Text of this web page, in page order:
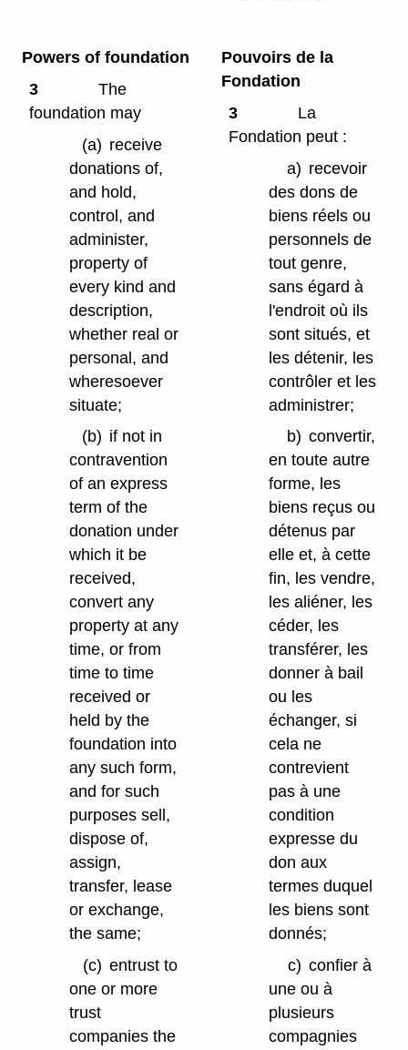
Powers of foundation
3
The
foundation may
(a) receive
donations of,
and hold,
control, and
administer,
property of
every kind and
description,
whether real or
personal, and
wheresoever
situate;
(b) if not in
contravention
of an express
term of the
donation under
which it be
received,
convert any
property at any
time, or from
time to time
received or
held by the
foundation into
any such form,
and for such
purposes sell,
dispose of,
assign,
transfer, lease
or exchange,
the same;
(c) entrust to
one or more
trust
companies the
Pouvoirs de la
Fondation
3
La
Fondation peut :
a) recevoir
des dons de
biens réels ou
personnels de
tout genre,
sans égard à
l'endroit où ils
sont situés, et
les détenir, les
contrôler et les
administrer;
b) convertir,
en toute autre
forme, les
biens reçus ou
détenus par
elle et, à cette
fin, les vendre,
les aliéner, les
céder, les
transférer, les
donner à bail
ou les
échanger, si
cela ne
contrevient
pas à une
condition
expresse du
don aux
termes duquel
les biens sont
donnés;
c) confier à
une ou à
plusieurs
compagnies